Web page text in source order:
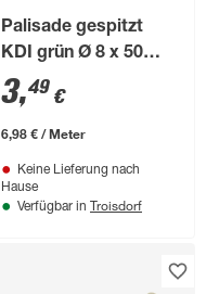
Palisade gespitzt
KDI grün Ø 8 x 50
cm
3,49 €
6,98 € / Meter
Keine Lieferung nach
Hause
Verfügbar in Troisdorf